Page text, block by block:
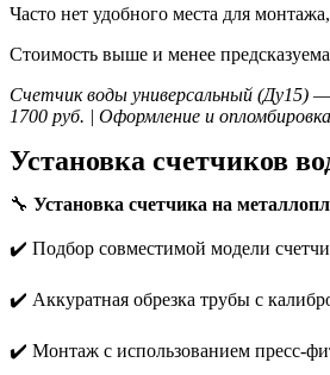
Часто нет удобного места для
Стоимость выше и менее
Счетчик воды универсальный (Ду15)
1700 руб. | Оформление и
Установка счетчиков
🔧 Установка счетчика на
✔️ Подбор совместимой модели
✔️ Аккуратная обрезка трубы с
✔️ Монтаж с использованием пресс-